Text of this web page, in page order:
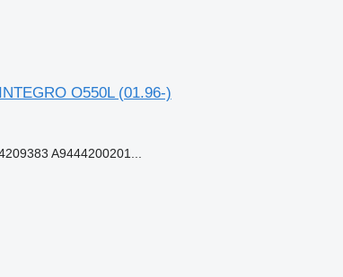
O550L (01.96-)
A9444200201...